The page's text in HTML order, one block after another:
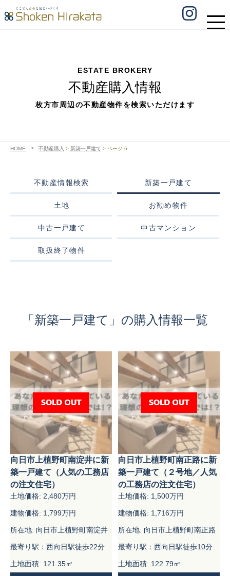
ESTATE BROKERY
不動産購入情報
枚方市周辺の不動産物件を検索いただけます
HOME 不動産購入 > 新築一戸建て > ページ 6
不動産情報検索 新築一戸建て
土地 お勧め物件
中古一戸建て 中古マンション
取扱終了物件
「新築一戸建て」の購入情報一覧
向日市上植野町南淀井に新
築一戸建て（人気の工務店
の注文住宅）
土地価格: 2,480万円
建物価格: 1,799万円
所在地: 向日市上植野町南淀井
最寄り駅：西向日駅徒歩22分
土地面積: 121.35㎡
向日市上植野町南正路に新
築一戸建て（２号地／人気
の工務店の注文住宅）
土地価格: 1,500万円
建物価格: 1,716万円
所在地: 向日市上植野町南正路
最寄り駅：西向日駅徒歩10分
土地面積: 122.79㎡